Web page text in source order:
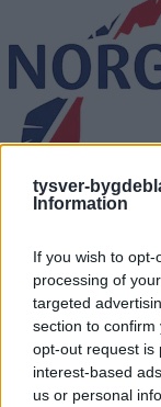
tysver-
Information
If you wish to
processing of
targeted
section to
opt-out request is
interest-based
us or personal
Signatur Bygg –
Crane Norway